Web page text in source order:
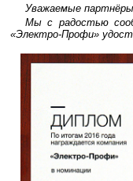
Уважаемые
Мы с радостью
«Электро-Профи»